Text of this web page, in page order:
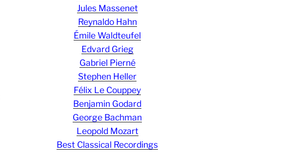
Jules Massenet
Reynaldo Hahn
Émile Waldteufel
Edvard Grieg
Gabriel Pierné
Stephen Heller
Félix Le Couppey
Benjamin Godard
George Bachman
Leopold Mozart
Best Classical Recordings